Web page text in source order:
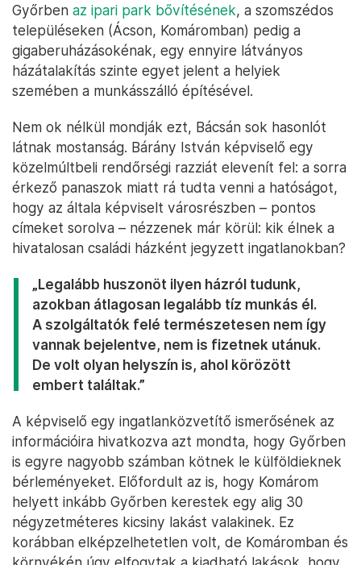
Győrben az ipari park bővítésének, a szomszédos
településeken (Ácson, Komáromban) pedig a
gigaberuházásokénak, egy ennyire látványos
házátalakítás szinte egyet jelent a helyiek
szemében a munkásszálló építésével.
Nem ok nélkül mondják ezt, Bácsán sok hasonlót
látnak mostanság. Bárány István képviselő egy
közelmúltbeli rendőrségi razziát elevenít fel: a sorra
érkező panaszok miatt rá tudta venni a hatóságot,
hogy az általa képviselt városrészben – pontos
címeket sorolva – nézzenek már körül: kik élnek a
hivatalosan családi házként jegyzett ingatlanokban?
„Legalább huszonöt ilyen házról tudunk,
azokban átlagosan legalább tíz munkás él.
A szolgáltatók felé természetesen nem így
vannak bejelentve, nem is fizetnek utánuk.
De volt olyan helyszín is, ahol körözött
embert találtak.”
A képviselő egy ingatlanközvetítő ismerősének az
információira hivatkozva azt mondta, hogy Győrben
is egyre nagyobb számban kötnek le külföldieknek
bérleményeket. Előfordult az is, hogy Komárom
helyett inkább Győrben kerestek egy alig 30
négyzetméteres kicsiny lakást valakinek. Ez
korábban elképzelhetetlen volt, de Komáromban és